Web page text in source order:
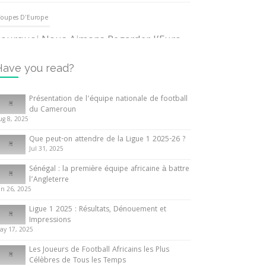
D'Europe
Nous Aimons Regarder l’Euro
June 2024
Internationales
ce que vous devez savoir sur la
d’Afrique des Nations
10 May 2024
Internationales
de l’équipe nationale de
football du Cameroun
2025
you read?
Présentation de l’équipe nationale de football
du Cameroun
8, 2025
Que peut-on attendre de la Ligue 1 2025-26 ?
Jul 31, 2025
Sénégal : la première équipe africaine à battre
l’Angleterre
26, 2025
Ligue 1 2025 : Résultats, Dénouement et
Impressions
17, 2025
Les Joueurs de Football Africains les Plus
Célèbres de Tous les Temps